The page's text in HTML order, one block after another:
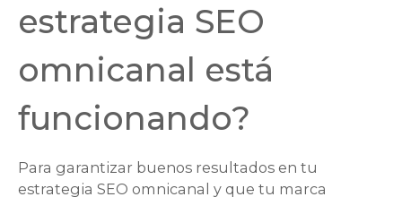
estrategia SEO
omnicanal está
funcionando?
Para garantizar buenos resultados en tu
estrategia SEO omnicanal y que tu marca